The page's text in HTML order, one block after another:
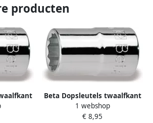
producten
Beta Dopsleutels twaalfkant
920B 20 009200120
1 webshop
€ 8,95